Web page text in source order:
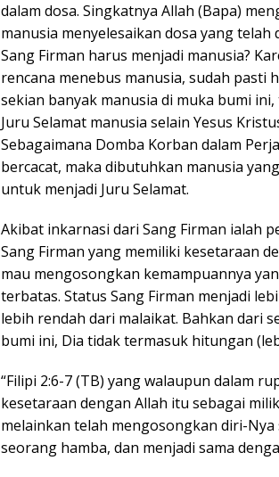
dalam dosa. Singkatnya Allah (Bapa)
manusia menyelesaikan dosa yang
Sang Firman harus menjadi manusia?
rencana menebus manusia, sudah pasti
sekian banyak manusia di muka bumi
Juru Selamat manusia selain Yesus
Sebagaimana Domba Korban dalam
bercacat, maka dibutuhkan manusia
untuk menjadi Juru Selamat.
Akibat inkarnasi dari Sang Firman ialah
Sang Firman yang memiliki kesetaraan
mau mengosongkan kemampuannya
terbatas. Status Sang Firman menjadi
lebih rendah dari malaikat. Bahkan dari
bumi ini, Dia tidak termasuk hitungan
“Filipi 2:6-7 (TB) yang walaupun dalam
kesetaraan dengan Allah itu sebagai
melainkan telah mengosongkan diri-
seorang hamba, dan menjadi sama